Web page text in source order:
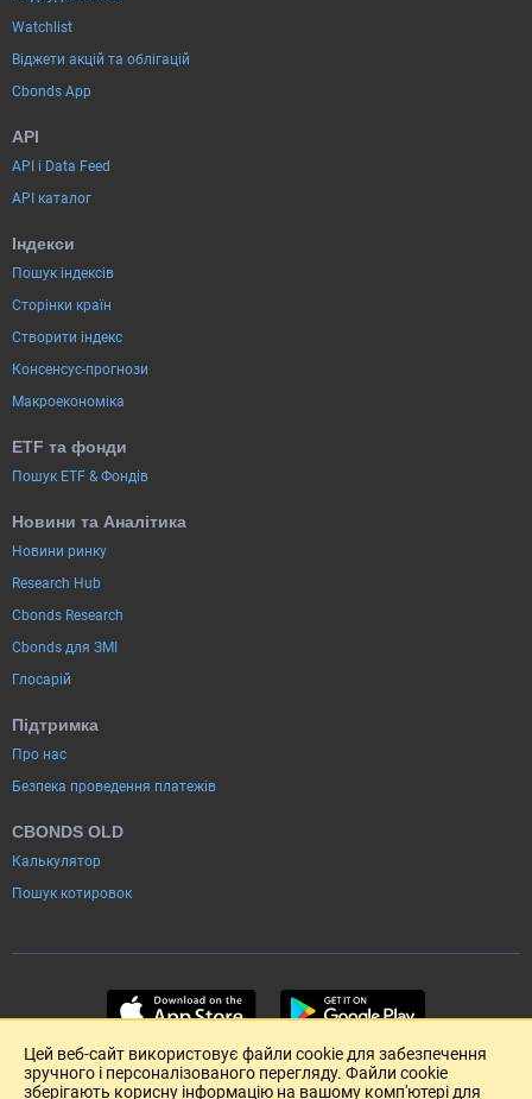
Watchlist
Віджети акцій та облігацій
Cbonds App
API
API і Data Feed
API каталог
Індекси
Пошук індексів
Сторінки країн
Створити індекс
Консенсус-прогнози
Макроекономіка
ETF та фонди
Пошук ETF & Фондів
Новини та Аналітика
Новини ринку
Research Hub
Cbonds Research
Cbonds для ЗМІ
Глосарій
Підтримка
Про нас
Безпека проведення платежів
CBONDS OLD
Калькулятор
Пошук котировок
Цей веб-сайт використовує файли cookie для забезпечення
зручного і персоналізованого перегляду. Файли cookie
зберігають корисну інформацію на вашому комп'ютері для